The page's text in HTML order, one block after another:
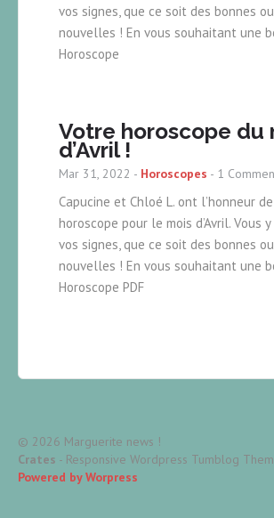
vos signes, que ce soit des bonnes
nouvelles ! En vous souhaitant une
Horoscope
Votre horoscope du
d’Avril !
Mar 31, 2022 - Horoscopes - 1
Capucine et Chloé L. ont l’honneur
horoscope pour le mois d’Avril. Vous
vos signes, que ce soit des bonnes
nouvelles ! En vous souhaitant une
Horoscope PDF
© 2026 Marguerite news !
Crates - Responsive Wordpress Tumblog
Powered by Worpress